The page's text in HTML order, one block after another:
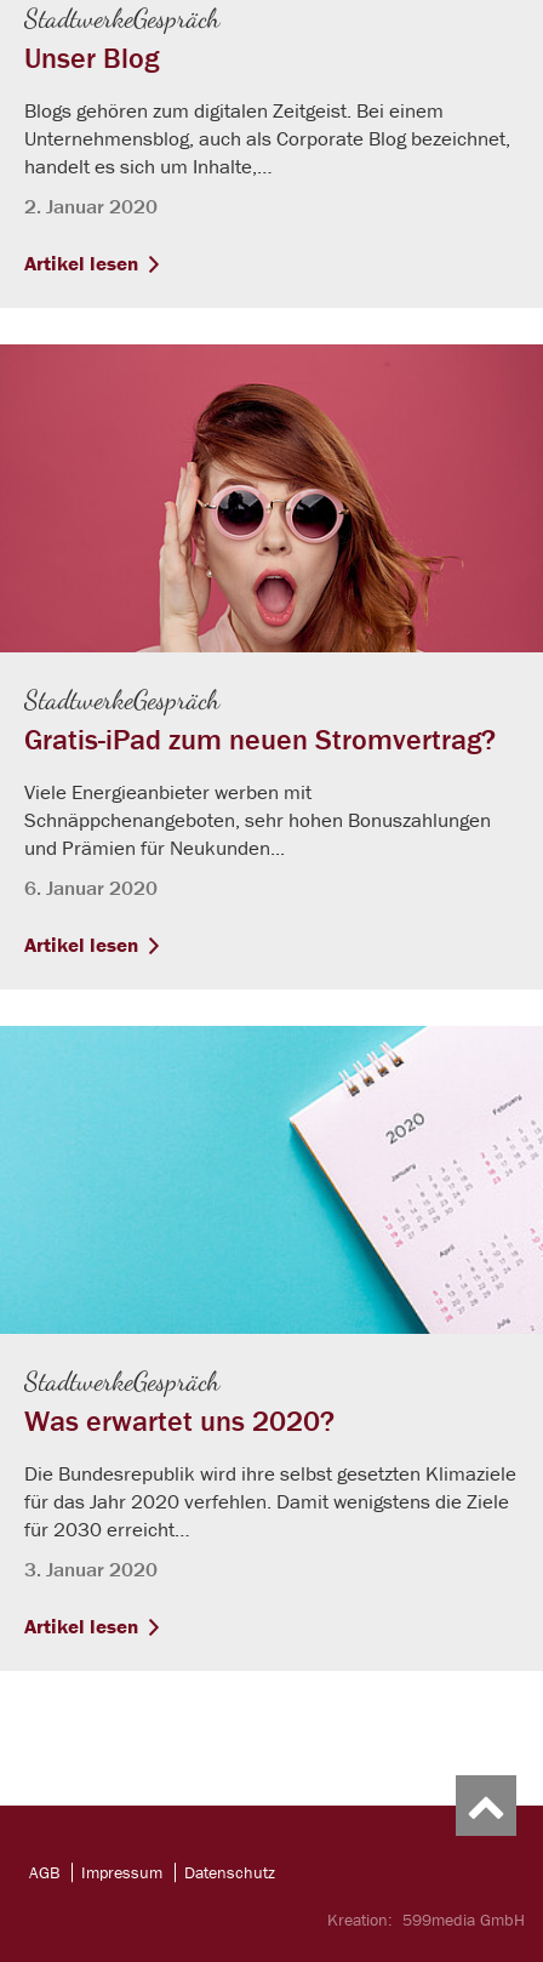
Unser Blog
StadtwerkeGespräch
Blogs gehören zum digitalen Zeitgeist. Bei einem
Unternehmensblog, auch als Corporate Blog bezeichnet,
handelt es sich um Inhalte,…
2. Januar 2020
Artikel lesen
Gratis-iPad zum neuen Stromvertrag?
StadtwerkeGespräch
Viele Energieanbieter werben mit
Schnäppchenangeboten, sehr hohen Bonuszahlungen
und Prämien für Neukunden...
6. Januar 2020
Artikel lesen
Was erwartet uns 2020?
StadtwerkeGespräch
Die Bundesrepublik wird ihre selbst gesetzten Klimaziele
für das Jahr 2020 verfehlen. Damit wenigstens die Ziele
für 2030 erreicht…
3. Januar 2020
Artikel lesen
AGB Impressum Datenschutz
Kreation: 599media GmbH